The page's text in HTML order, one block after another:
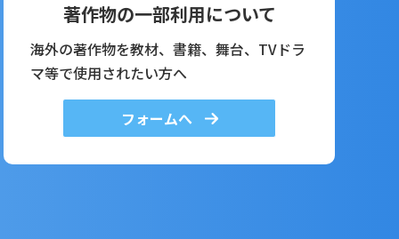
著作物の一部利用について
海外の著作物を教材、書籍、舞台、TVドラ
マ等で使用されたい方へ
フォームへ